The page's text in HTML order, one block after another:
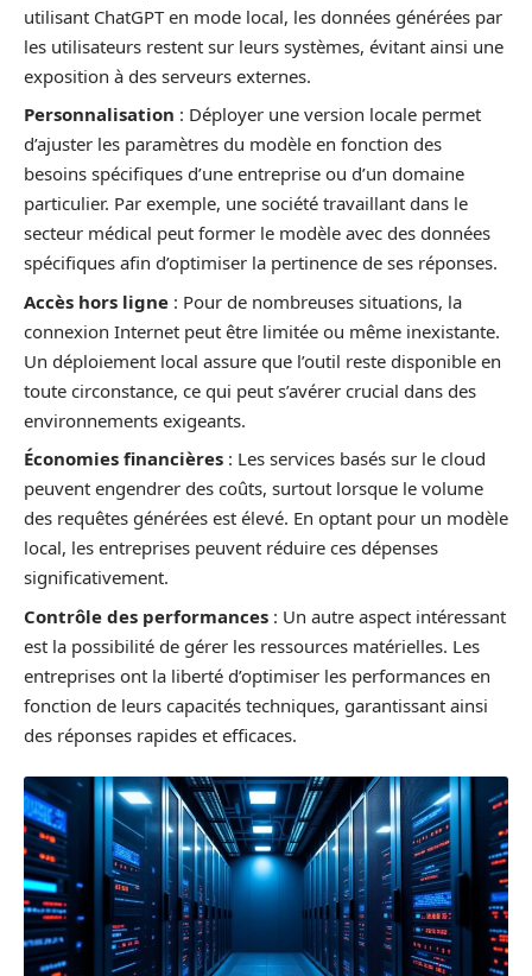
utilisant ChatGPT en mode local, les données générées par
les utilisateurs restent sur leurs systèmes, évitant ainsi une
exposition à des serveurs externes.
Personnalisation : Déployer une version locale permet
d’ajuster les paramètres du modèle en fonction des
besoins spécifiques d’une entreprise ou d’un domaine
particulier. Par exemple, une société travaillant dans le
secteur médical peut former le modèle avec des données
spécifiques afin d’optimiser la pertinence de ses réponses.
Accès hors ligne : Pour de nombreuses situations, la
connexion Internet peut être limitée ou même inexistante.
Un déploiement local assure que l’outil reste disponible en
toute circonstance, ce qui peut s’avérer crucial dans des
environnements exigeants.
Économies financières : Les services basés sur le cloud
peuvent engendrer des coûts, surtout lorsque le volume
des requêtes générées est élevé. En optant pour un modèle
local, les entreprises peuvent réduire ces dépenses
significativement.
Contrôle des performances : Un autre aspect intéressant
est la possibilité de gérer les ressources matérielles. Les
entreprises ont la liberté d’optimiser les performances en
fonction de leurs capacités techniques, garantissant ainsi
des réponses rapides et efficaces.